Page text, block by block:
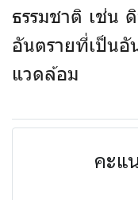
ธรรมชาติ เช่น
อันตรายที่เป็น
แวดล้อม
คะแ